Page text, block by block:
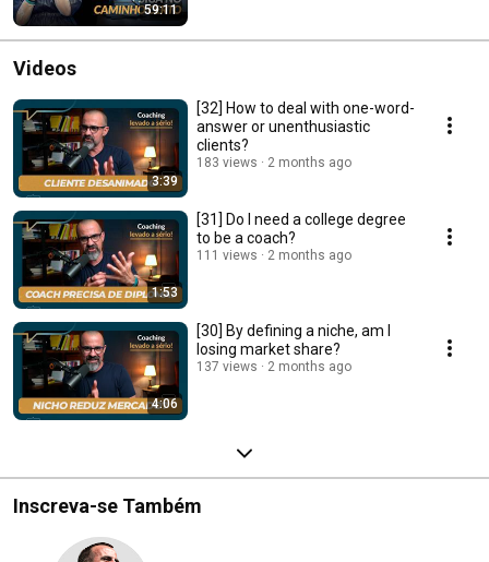
59:11
Videos
3:39
[32] How to deal with one-word-
answer or unenthusiastic
clients?
183 views 2 months ago
1:53
[31] Do I need a college degree
to be a coach?
111 views 2 months ago
4:06
[30] By defining a niche, am I
losing market share?
137 views 2 months ago
Inscreva-se Também